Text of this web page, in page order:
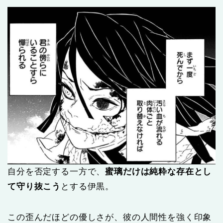
自分を否定する一方で、蜜璃だけは純粋な存在とし
て守り抜こう とする伊黒。
この歪んだほどの優しさが、彼の人間性を強く印象